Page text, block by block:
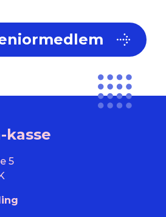
kasse
5